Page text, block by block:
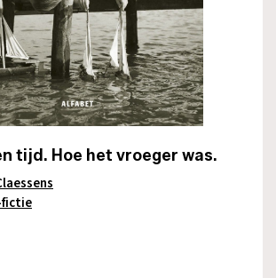
tijd. Hoe het vroeger was.